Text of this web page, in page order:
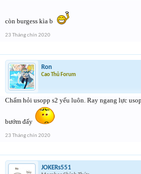
còn burgess kìa b
23 Tháng chín 2020
Ron
Cao Thủ Forum
Chấm hỏi usopp s2 yếu luôn. Ray ngang lực
bướm đấy
23 Tháng chín 2020
JOKERs551